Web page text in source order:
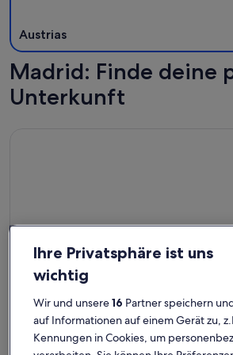
Austrias
Madrid: Finde deine
Unterkunft
Ihre Privatsphäre ist uns
wichtig
Wir und unsere16 Partner speichern
auf Informationen auf einem Gerät zu,
Kennungen in Cookies, um